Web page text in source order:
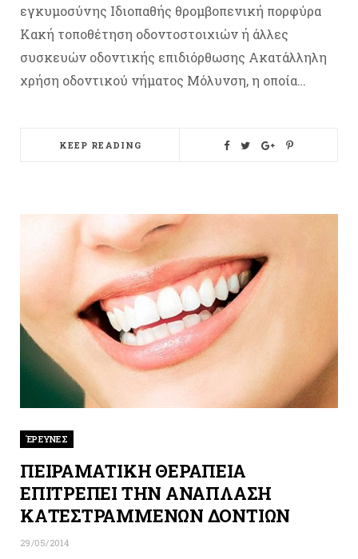
εγκυμοσύνης Ιδιοπαθής θρομβοπενική πορφύρα
Κακή τοποθέτηση οδοντοστοιχιών ή άλλες
συσκευών οδοντικής επιδιόρθωσης Ακατάλληλη
χρήση οδοντικού νήματος Μόλυνση, η οποία…
KEEP READING
ΈΡΕΥΝΕΣ
ΠΕΙΡΑΜΑΤΙΚΗ ΘΕΡΑΠΕΙΑ
ΕΠΙΤΡΕΠΕΙ ΤΗΝ ΑΝΑΠΛΑΣΗ
ΚΑΤΕΣΤΡΑΜΜΕΝΩΝ ΔΟΝΤΙΩΝ
29/05/2014